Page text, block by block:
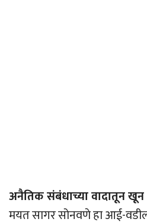
अनैतिक संबंधाच्या वादातून खून
मयत सागर सोनवणे हा आई-